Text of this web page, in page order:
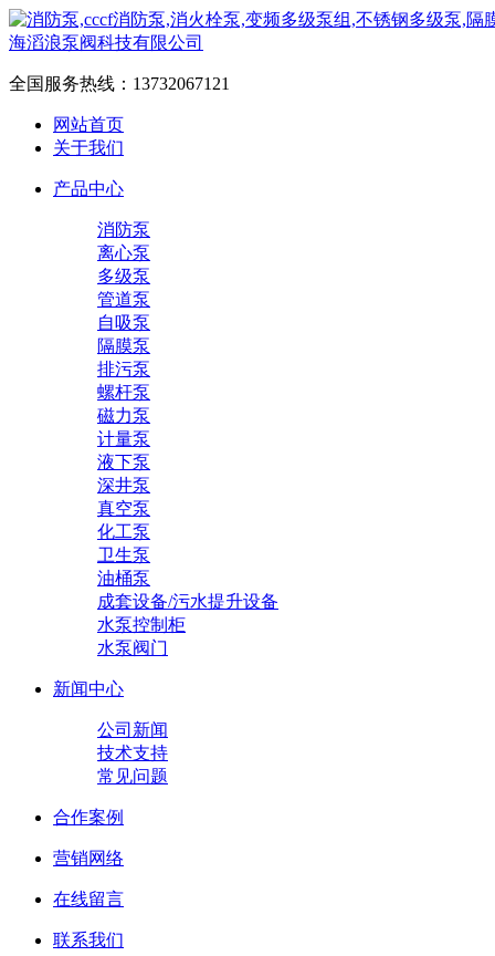
全国服务热线： 13732067121
网站首页
关于我们
产品中心
消防泵
离心泵
多级泵
管道泵
自吸泵
隔膜泵
排污泵
螺杆泵
磁力泵
计量泵
液下泵
深井泵
真空泵
化工泵
卫生泵
油桶泵
成套设备/污水提升设备
水泵控制柜
水泵阀门
新闻中心
公司新闻
技术支持
常见问题
合作案例
营销网络
在线留言
联系我们